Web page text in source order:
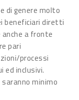
di genere molto
beneficiari diretti
a fronte
pari
processi
ed inclusivi.
minimo